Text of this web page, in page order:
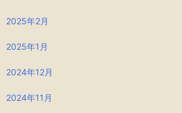
2025年2月
2025年1月
2024年12月
2024年11月